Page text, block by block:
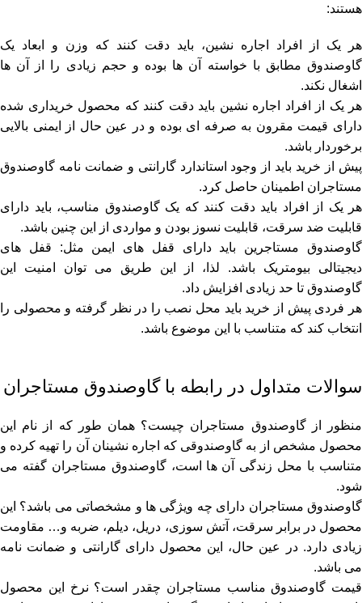
هستند:
هر یک از افراد اجاره نشین، باید دقت کنند که وزن و ابعاد یک
گاوصندوق مطابق با خواسته آن ها بوده و حجم زیادی را از آن ها
اشغال نکند.
هر یک از افراد اجاره نشین باید دقت کنند که محصول خریداری شده
دارای قیمت مقرون به صرفه ‌ای بوده و در عین حال از ایمنی بالایی
برخوردار باشد.
پیش از خرید باید از وجود استاندارد گارانتی و ضمانت ‌نامه گاوصندوق
مستاجران اطمینان حاصل کرد.
هر یک از افراد باید دقت کنند که یک گاوصندوق مناسب، باید دارای
قابلیت ضد سرقت، قابلیت نسوز بودن و مواردی از این چنین باشد.
گاوصندوق مستاجرین باید دارای قفل ‌های ایمن مثل: قفل ‌های
دیجیتالی بیومتریک باشد. لذا، از این طریق می توان امنیت این
گاوصندوق تا حد زیادی افزایش داد.
هر فردی پیش از خرید باید محل نصب را در نظر گرفته و محصولی را
انتخاب کند که متناسب با این موضوع باشد.
سوالات متداول در رابطه با گاوصندوق مستاجران
منظور از گاوصندوق مستاجران چیست؟ همان طور که از نام این
محصول مشخص از به گاوصندوقی که اجاره نشینان آن را تهیه کرده و
متناسب با محل زندگی آن ها است، گاوصندوق مستاجران گفته می
‌شود.
گاوصندوق مستاجران دارای چه ویژگی‌ ها و مشخصاتی می ‌باشد؟ این
محصول در برابر سرقت، آتش سوزی، دریل، دیلم، ضربه و… مقاومت
زیادی دارد. در عین حال، این محصول دارای گارانتی و ضمانت نامه
می ‌باشد.
قیمت گاوصندوق مناسب مستاجران چقدر است؟ نرخ این محصول